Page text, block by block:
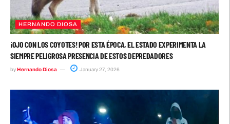
HERNANDO DIOSA
¡OJO CON LOS COYOTES! POR ESTA ÉPOCA, EL ESTADO EXPERIMENTA LA
SIEMPRE PELIGROSA PRESENCIA DE ESTOS DEPREDADORES
byHernando Diosa January 27, 2026